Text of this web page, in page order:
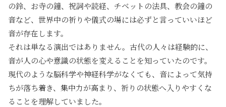
の鈴、お寺の鐘、祝詞や読経、チベットの法具、教会の鐘の
音など、世界中の祈りや儀式の場には必ずと言っていいほど
音が存在します。
それは単なる演出ではありません。古代の人々は経験的に、
音が人の心や意識の状態を変えることを知っていたのです。
現代のような脳科学や神経科学がなくても、音によって気持
ちが落ち着き、集中力が高まり、祈りの状態へ入りやすくな
ることを理解していました。